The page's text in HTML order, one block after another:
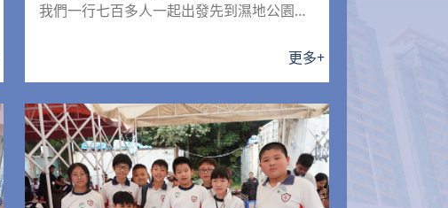
我們一行七百多人一起出發先到濕地公園，
更多+